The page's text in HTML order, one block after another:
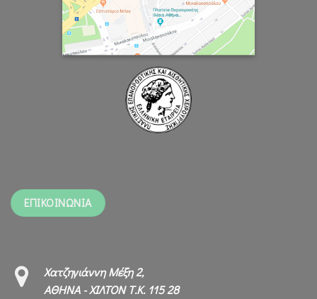
ΕΠΙΚΟΙΝΩΝΙΑ
Χατζηγιάννη Μέξη 2,
ΑΘΗΝΑ - ΧΙΛΤΟΝ Τ.Κ. 115 28